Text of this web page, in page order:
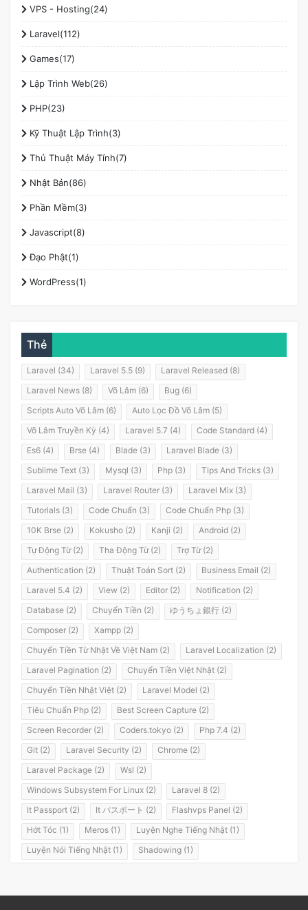
VPS - Hosting(24)
Laravel(112)
Games(17)
Lập Trình Web(26)
PHP(23)
Kỹ Thuật Lập Trình(3)
Thủ Thuật Máy Tính(7)
Nhật Bản(86)
Phần Mềm(3)
Javascript(8)
Đạo Phật(1)
WordPress(1)
Thẻ
Laravel (34) Laravel 5.5 (9)
Laravel Released (8)
Laravel News (8)
Võ Lâm (6)
Bug (6)
Scripts Auto Võ Lâm (6)
Auto Lọc Đồ Võ Lâm (5)
Võ Lâm Truyền Kỳ (4)
Laravel 5.7 (4)
Code Standard (4)
Es6 (4)
Brse (4) Blade (3)
Laravel Blade (3)
Sublime Text (3)
Mysql (3) Php (3)
Tips And Tricks (3)
Laravel Mail (3)
Laravel Router (3)
Laravel Mix (3)
Tutorials (3)
Code Chuẩn (3)
Code Chuẩn Php (3)
10K Brse (2)
Kokusho (2) Kanji (2)
Android (2)
Tự Động Từ (2)
Tha Động Từ (2)
Trợ Từ (2)
Authentication (2)
Thuật Toán Sort (2)
Business Email (2)
Laravel 5.4 (2)
View (2) Editor (2)
Notification (2)
Database (2)
Chuyển Tiền (2)
ゆうちょ銀行 (2)
Composer (2)
Xampp (2)
Chuyển Tiền Từ Nhật Về Việt Nam (2)
Laravel Localization (2)
Laravel Pagination (2)
Chuyển Tiền Việt Nhật (2)
Chuyển Tiền Nhật Việt (2)
Laravel Model (2)
Tiêu Chuẩn Php (2)
Best Screen Capture (2)
Screen Recorder (2)
Coders.tokyo (2)
Php 7.4 (2)
Git (2)
Laravel Security (2)
Chrome (2)
Laravel Package (2)
Wsl (2)
Windows Subsystem For Linux (2)
Laravel 8 (2)
It Passport (2)
It パスポート (2)
Flashvps Panel (2)
Hớt Tóc (1)
Meros (1)
Luyện Nghe Tiếng Nhật (1)
Luyện Nói Tiếng Nhật (1)
Shadowing (1)